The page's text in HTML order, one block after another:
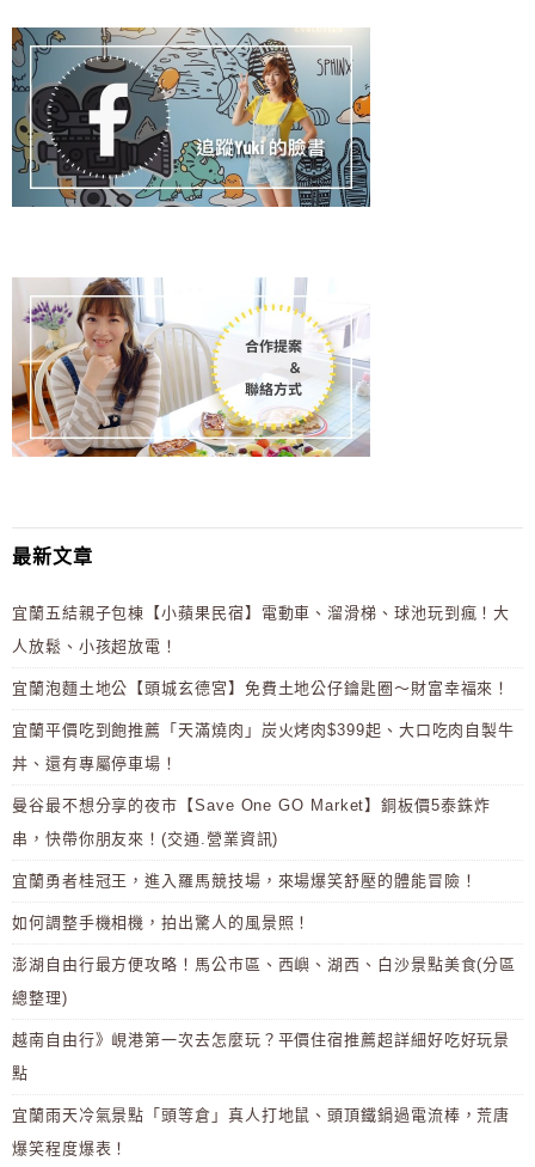
最新文章
宜蘭五結親子包棟【小蘋果民宿】電動車、溜滑梯、球池玩到瘋！大
人放鬆、小孩超放電！
宜蘭泡麵土地公【頭城玄德宮】免費土地公仔鑰匙圈～財富幸福來！
宜蘭平價吃到飽推薦「天滿燒肉」炭火烤肉$399起、大口吃肉自製牛
丼、還有專屬停車場！
曼谷最不想分享的夜市【Save One GO Market】銅板價5泰銖炸
串，快帶你朋友來！(交通.營業資訊)
宜蘭勇者桂冠王，進入羅馬競技場，來場爆笑舒壓的體能冒險！
如何調整手機相機，拍出驚人的風景照！
澎湖自由行最方便攻略！馬公市區、西嶼、湖西、白沙景點美食(分區
總整理)
越南自由行》峴港第一次去怎麼玩？平價住宿推薦超詳細好吃好玩景
點
宜蘭雨天冷氣景點「頭等倉」真人打地鼠、頭頂鐵鍋過電流棒，荒唐
爆笑程度爆表！